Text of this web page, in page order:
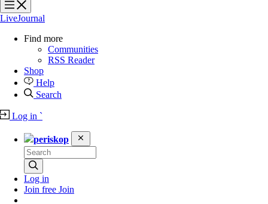
?
?
LiveJournal
Find more
Communities
RSS Reader
Shop
Help
Search
Log in `
periskop
Log in
Join free Join